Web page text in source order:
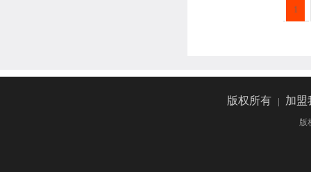
1
版权所有 | 加
版